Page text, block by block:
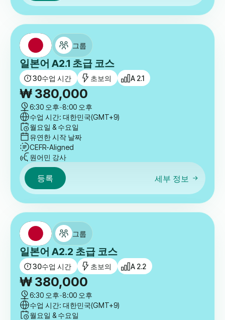
그룹
일본어 A2.1 초급 코스
30수업 시간 초보의 A 2.1
₩ 380,000
6:30 오후-8:00 오후
수업 시간: 대한민국(GMT+9)
월요일 & 수요일
유연한 시작 날짜
CEFR-Aligned
원어민 강사
등록 세부 정보
그룹
일본어 A2.2 초급 코스
30수업 시간 초보의 A 2.2
₩ 380,000
6:30 오후-8:00 오후
수업 시간: 대한민국(GMT+9)
월요일 & 수요일